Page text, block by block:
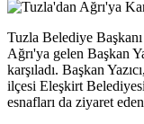
Tuzla Belediye
Ağrı'ya gelen Başkan
karşıladı. Başkan
ilçesi Eleşkirt
esnafları da ziyaret